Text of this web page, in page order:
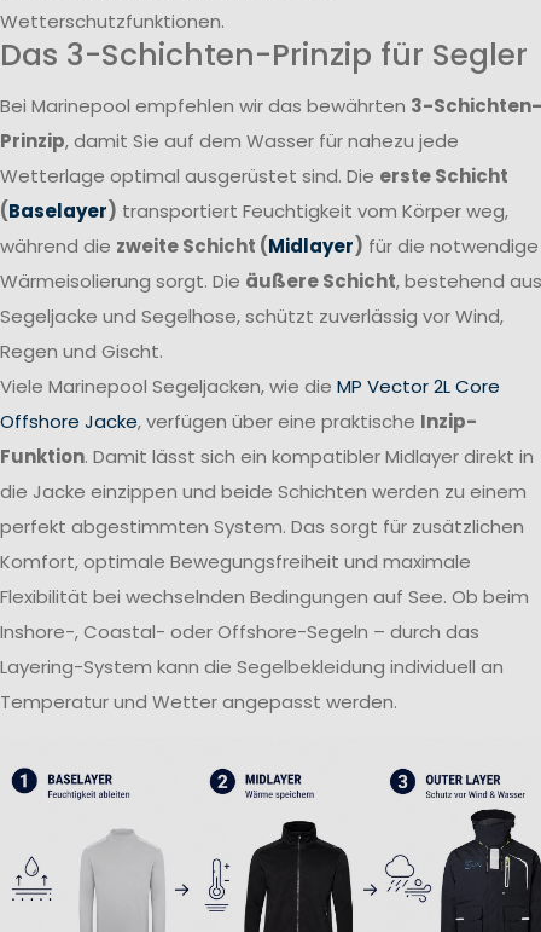
Wetterschutzfunktionen.
Das 3-Schichten-Prinzip für Segler
Bei Marinepool empfehlen wir das bewährten 3-Schichten-
Prinzip, damit Sie auf dem Wasser für nahezu jede
Wetterlage optimal ausgerüstet sind. Die erste Schicht
(Baselayer) transportiert Feuchtigkeit vom Körper weg,
während die zweite Schicht (Midlayer) für die notwendige
Wärmeisolierung sorgt. Die äußere Schicht, bestehend aus
Segeljacke und Segelhose, schützt zuverlässig vor Wind,
Regen und Gischt.
Viele Marinepool Segeljacken, wie die MP Vector 2L Core
Offshore Jacke, verfügen über eine praktische Inzip-
Funktion. Damit lässt sich ein kompatibler Midlayer direkt in
die Jacke einzippen und beide Schichten werden zu einem
perfekt abgestimmten System. Das sorgt für zusätzlichen
Komfort, optimale Bewegungsfreiheit und maximale
Flexibilität bei wechselnden Bedingungen auf See. Ob beim
Inshore-, Coastal- oder Offshore-Segeln – durch das
Layering-System kann die Segelbekleidung individuell an
Temperatur und Wetter angepasst werden.